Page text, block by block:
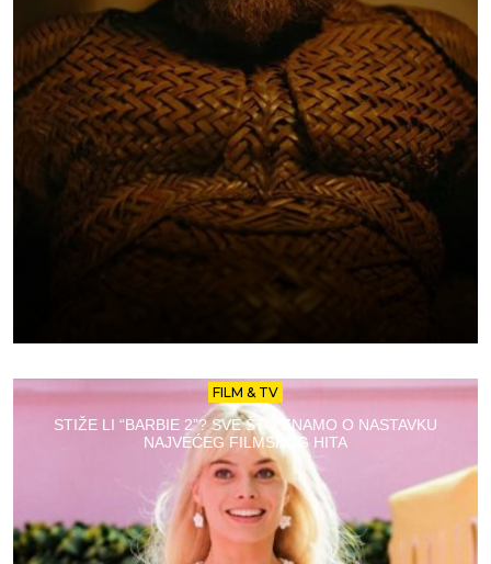
FILM & TV
STIŽE LI “BARBIE 2”? SVE ŠTO ZNAMO O NASTAVKU
NAJVEĆEG FILMSKOG HITA